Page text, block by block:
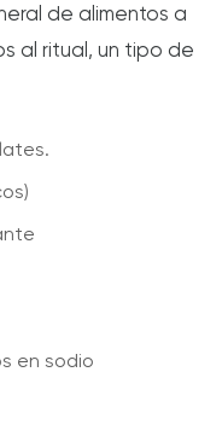
de alimentos a
al ritual, un tipo de
en sodio